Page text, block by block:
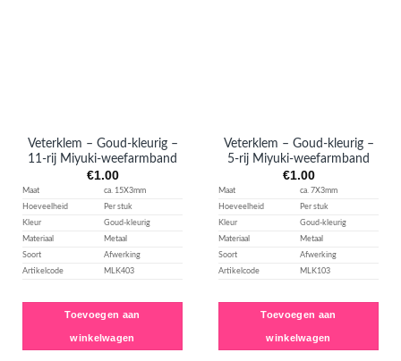
Veterklem – Goud-kleurig –
11-rij Miyuki-weefarmband
€1.00
Maat
ca. 15X3mm
Hoeveelheid
Per stuk
Kleur
Goud-kleurig
Materiaal
Metaal
Soort
Afwerking
Artikelcode
MLK403
Toevoegen aan
winkelwagen
Veterklem – Goud-kleurig –
5-rij Miyuki-weefarmband
€1.00
Maat
ca. 7X3mm
Hoeveelheid
Per stuk
Kleur
Goud-kleurig
Materiaal
Metaal
Soort
Afwerking
Artikelcode
MLK103
Toevoegen aan
winkelwagen